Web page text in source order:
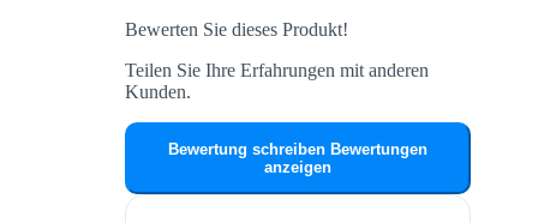
Bewerten Sie dieses Produkt!
Teilen Sie Ihre Erfahrungen mit anderen
Kunden.
Bewertung schreiben Bewertungen
anzeigen